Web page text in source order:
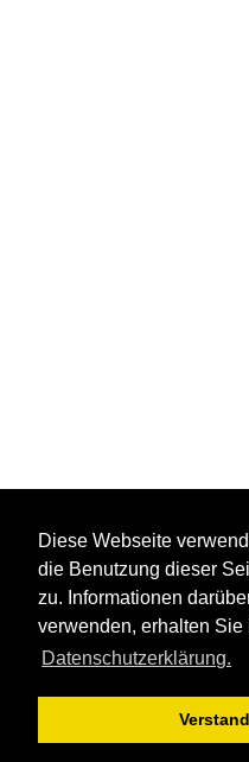
Diese Webseite
die Benutzung dieser
zu. Informationen
verwenden, erhalten Sie
Datenschutzerklärung.